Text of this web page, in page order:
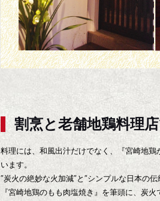
割烹と老舗地鶏料理
料理には、和風出汁だけでなく、『宮崎地
います。
″炭火の絶妙な火加減″と″シンプルな日本の
『宮崎地鶏のもも肉塩焼き』を筆頭に、炭